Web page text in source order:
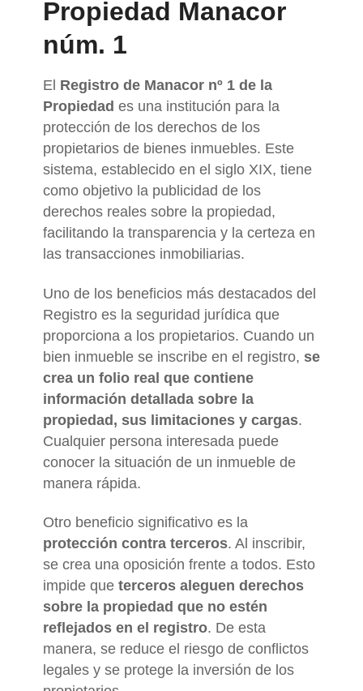
Propiedad Manacor
núm. 1
El Registro de Manacor nº 1 de la
Propiedad es una institución para la
protección de los derechos de los
propietarios de bienes inmuebles. Este
sistema, establecido en el siglo XIX, tiene
como objetivo la publicidad de los
derechos reales sobre la propiedad,
facilitando la transparencia y la certeza en
las transacciones inmobiliarias.
Uno de los beneficios más destacados del
Registro es la seguridad jurídica que
proporciona a los propietarios. Cuando un
bien inmueble se inscribe en el registro, se
crea un folio real que contiene
información detallada sobre la
propiedad, sus limitaciones y cargas.
Cualquier persona interesada puede
conocer la situación de un inmueble de
manera rápida.
Otro beneficio significativo es la
protección contra terceros. Al inscribir,
se crea una oposición frente a todos. Esto
impide que terceros aleguen derechos
sobre la propiedad que no estén
reflejados en el registro. De esta
manera, se reduce el riesgo de conflictos
legales y se protege la inversión de los